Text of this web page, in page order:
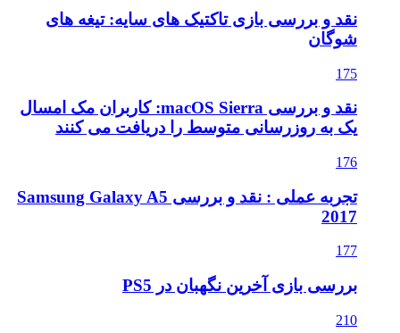
نقد و بررسی بازی تاکتیک های سایه: تیغه های
شوگان
175
نقد و بررسی macOS Sierra: کاربران مک امسال
یک به روزرسانی متوسط را دریافت می کنند
176
تجربه عملی : نقد و بررسی Samsung Galaxy A5
2017
177
بررسی بازی آخرین نگهبان در PS5
210